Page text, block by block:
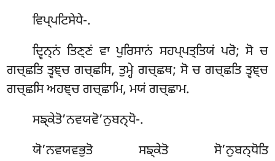
ਵਿਪ੍ਪਟਿਸੇਧੇ-.
ਦ੍ਵਿਨ੍ਨਂ ਤਿਣ੍ਣਂ ਵਾ ਪੁਰਿਸਾਨਂ ਸਹਪ੍ਪਤ੍ਤਿਯਂ ਪਰੋ; ਸੋ ਚ
ਗਚ੍ਛਤਿ ਤ੍ਵਞ੍ਚ ਗਚ੍ਛਸਿ, ਤੁਮ੍ਹੇ ਗਚ੍ਛਥ; ਸੋ ਚ ਗਚ੍ਛਤਿ ਤ੍ਵਞ੍ਚ
ਗਚ੍ਛਸਿ ਅਹਞ੍ਚ ਗਚ੍ਛਾਮਿ, ਮਯਂ ਗਚ੍ਛਾਮ.
ਸਙ੍ਕੇਤੋ’ਨਵਯਵੋ’ਨੁਬਨ੍ਧੋ-.
ਯੋ’ਨਵਯਵਭੁਤੋ ਸਙ੍ਕੇਤੋ ਸੋ’ਨੁਬਨ੍ਧੋਤਿ